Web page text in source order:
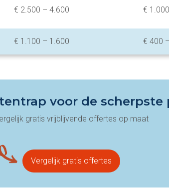
€ 2.500 – 4.600 €
€ 1.100 – 1.600 € 400
voor de scherpste
gratis vrijblijvende offertes op maat
Vergelijk gratis offertes